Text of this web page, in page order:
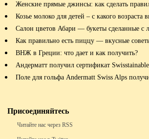
Женские прямые джинсы: как сделать
Козье молоко для детей – с какого возраста
Салон цветов Абари — букеты сделанные с
Как правильно есть пиццу — вкусные
ВНЖ в Греции: что дает и как получить?
Андерматт получил сертификат Swisstainable
Поле для гольфа Andermatt Swiss Alps
Присоединяйтесь
Читайте нас через RSS